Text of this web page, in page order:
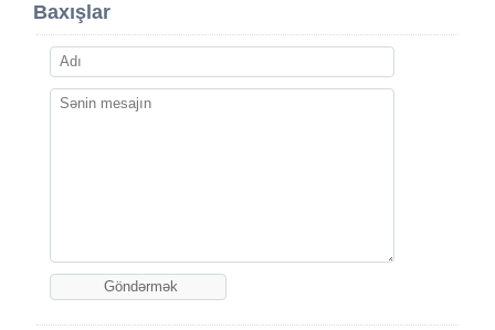
Baxışlar